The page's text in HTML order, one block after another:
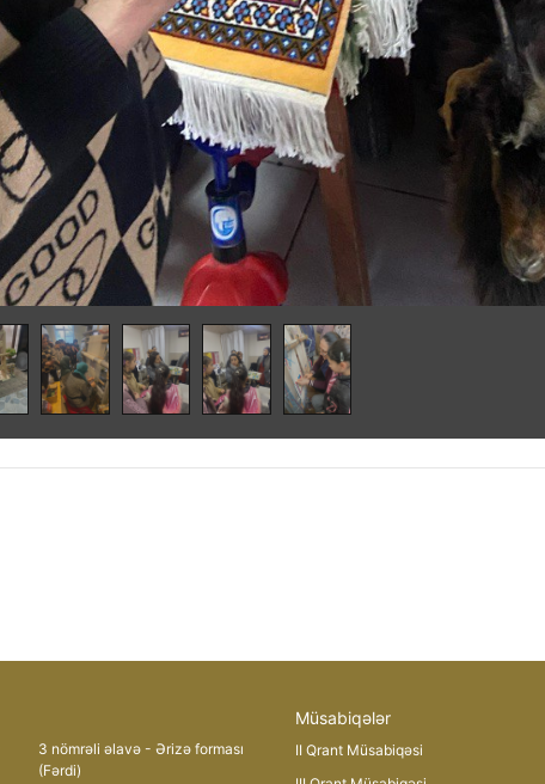
3 nömrəli əlavə - Ərizə forması
(Fərdi)
Müsabiqələr
II Qrant Müsabiqəsi